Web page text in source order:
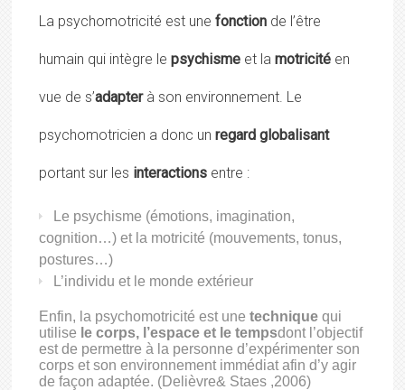
La psychomotricité est unefonction de l’être
humain qui intègre lepsychisme et lamotricité en
vue de s’adapterà son environnement. Le
psychomotricien a donc unregard globalisant
portant sur les interactions entre :
Le psychisme (émotions, imagination,
cognition…) et la motricité (mouvements, tonus,
postures…)
L’individu et le monde extérieur
Enfin, la psychomotricité est unetechnique qui
utilise le corps, l’espace et le tempsdont l’objectif
est de permettre à la personne d’expérimenter son
corps et son environnement immédiat afin d’y agir
de façon adaptée. (Delièvre& Staes ,2006)